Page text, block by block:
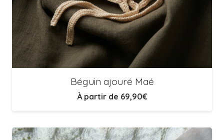
Béguin ajouré Maé
À partir de 69,90€